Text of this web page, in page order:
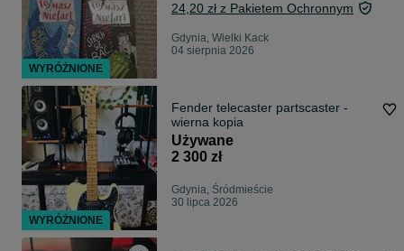
24,20 zł z Pakietem Ochronnym
Gdynia, Wielki Kack
04 sierpnia 2026
Fender telecaster partscaster -
wierna kopia
Używane
2 300 zł
Gdynia, Śródmieście
30 lipca 2026
WYRÓŻNIONE
WYRÓŻNIONE